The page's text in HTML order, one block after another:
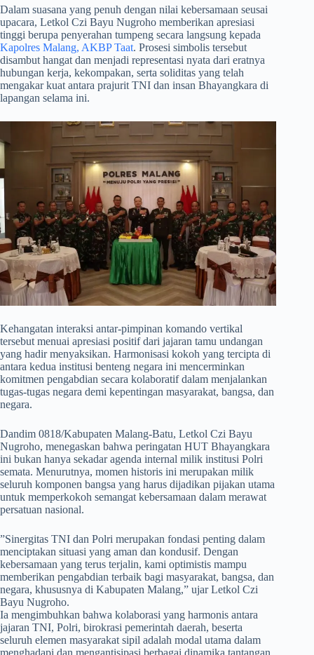
​Dalam suasana yang penuh dengan nilai kebersamaan seusai
upacara, Letkol Czi Bayu Nugroho memberikan apresiasi
tinggi berupa penyerahan tumpeng secara langsung kepada
Kapolres Malang, AKBP Taat. Prosesi simbolis tersebut
disambut hangat dan menjadi representasi nyata dari eratnya
hubungan kerja, kekompakan, serta soliditas yang telah
mengakar kuat antara prajurit TNI dan insan Bhayangkara di
lapangan selama ini.
​Kehangatan interaksi antar-pimpinan komando vertikal
tersebut menuai apresiasi positif dari jajaran tamu undangan
yang hadir menyaksikan. Harmonisasi kokoh yang tercipta di
antara kedua institusi benteng negara ini mencerminkan
komitmen pengabdian secara kolaboratif dalam menjalankan
tugas-tugas negara demi kepentingan masyarakat, bangsa, dan
negara.
​Dandim 0818/Kabupaten Malang-Batu, Letkol Czi Bayu
Nugroho, menegaskan bahwa peringatan HUT Bhayangkara
ini bukan hanya sekadar agenda internal milik institusi Polri
semata. Menurutnya, momen historis ini merupakan milik
seluruh komponen bangsa yang harus dijadikan pijakan utama
untuk memperkokoh semangat kebersamaan dalam merawat
persatuan nasional.
​”Sinergitas TNI dan Polri merupakan fondasi penting dalam
menciptakan situasi yang aman dan kondusif. Dengan
kebersamaan yang terus terjalin, kami optimistis mampu
memberikan pengabdian terbaik bagi masyarakat, bangsa, dan
negara, khususnya di Kabupaten Malang,” ujar Letkol Czi
Bayu Nugroho.
Ia mengimbuhkan bahwa kolaborasi yang harmonis antara
jajaran TNI, Polri, birokrasi pemerintah daerah, beserta
seluruh elemen masyarakat sipil adalah modal utama dalam
menghadapi dan mengantisipasi berbagai dinamika tantangan